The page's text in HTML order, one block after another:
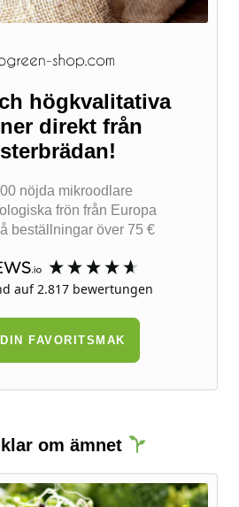
högkvalitativa
direkt från
nöjda mikroodlare
frön från Europa
beställningar över 75 €
auf 2.817bewertungen
FAVORITSMAK
om ämnet